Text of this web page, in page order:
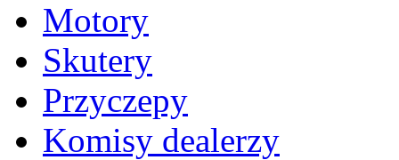
Motory
Skutery
Przyczepy
Komisy dealerzy